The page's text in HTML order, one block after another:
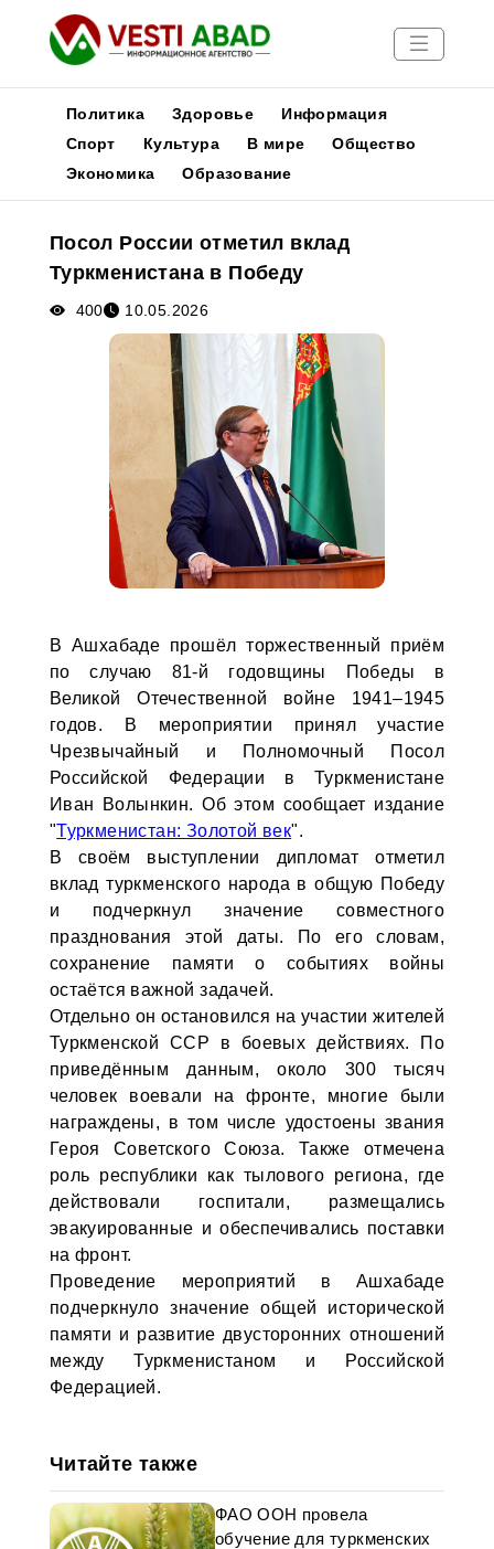
Новости
Медиа
Афиша
Политика Здоровье
Информация
Спорт
Культура В мире
Общество
Экономика
Образование
Посол России отметил вклад
Туркменистана в Победу
400 10.05.2026
В Ашхабаде прошёл торжественный приём
по случаю 81-й годовщины Победы в
Великой Отечественной войне 1941–1945
годов. В мероприятии принял участие
Чрезвычайный и Полномочный Посол
Российской Федерации в Туркменистане
Иван Волынкин. Об этом сообщает издание
"Туркменистан: Золотой век".
В своём выступлении дипломат отметил
вклад туркменского народа в общую Победу
и подчеркнул значение совместного
празднования этой даты. По его словам,
сохранение памяти о событиях войны
остаётся важной задачей.
Отдельно он остановился на участии жителей
Туркменской ССР в боевых действиях. По
приведённым данным, около 300 тысяч
человек воевали на фронте, многие были
награждены, в том числе удостоены звания
Героя Советского Союза. Также отмечена
роль республики как тылового региона, где
действовали госпитали, размещались
эвакуированные и обеспечивались поставки
на фронт.
Проведение мероприятий в Ашхабаде
подчеркнуло значение общей исторической
памяти и развитие двусторонних отношений
между Туркменистаном и Российской
Федерацией.
Читайте также
ФАО ООН провела
обучение для туркменских